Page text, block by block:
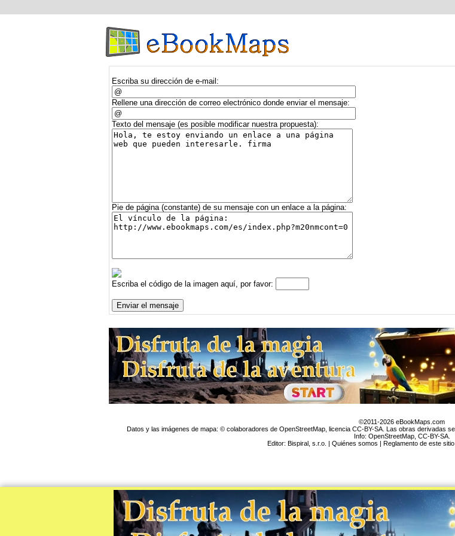
Escriba su dirección de e-mail:
Rellene una dirección de correo electrónico donde enviar el mensaje:
Texto del mensaje (es posible modificar nuestra propuesta):
Pie de página (constante) de su mensaje con un enlace a la página:
Escriba el código de la imagen aquí, por favor:
©2011-2026 eBookMaps.com
Datos y las imágenes de mapa: © colaboradores de OpenStreetMap, licencia CC-BY-SA. Las obras derivadas
Info: OpenStreetMap, CC-BY-SA.
Editor: Bispiral, s.r.o. | Quiénes somos | Reglamento de este